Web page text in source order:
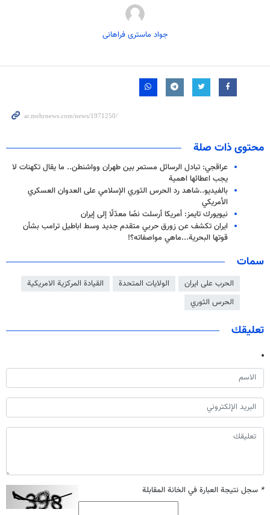
جواد ماستری فراهانی
محتوى ذات صلة
عراقجي: تبادل الرسائل مستمر بين طهران وواشنطن.. ما يقال تكهنات لا
يجب اعطائها اهمية
بالفيديو..شاهد رد الحرس الثوري الإسلامي على العدوان العسكري
الأمريكي
نيويورك تايمز: أمريكا أرسلت نصًا معدّلًا إلى إيران
ایران تکشف عن زورق حربي متقدم جديد وسط اباطيل ترامب بشأن
قوتها البحرية...ماهي مواصفاته؟!
سمات
الحرب على ايران الولايات المتحدة
القيادة المركزية الامريكية
الحرس الثوري
تعليقك
* سجل نتيجة العبارة في الخانة المقابلة